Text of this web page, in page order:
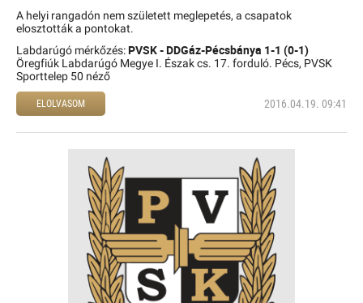
A helyi rangadón nem született meglepetés, a csapatok
elosztották a pontokat.
Labdarúgó mérkőzés:PVSK - DDGáz-Pécsbánya 1-1 (0-1)
Öregfiúk Labdarúgó Megye I. Észak cs. 17. forduló. Pécs, PVSK
Sporttelep 50 néző
ELOLVASOM 2016.04.19. 09:41